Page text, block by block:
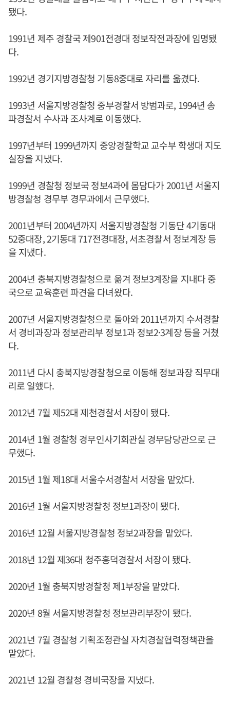
됐다.
1991년 제주 경찰국 제901전경대 정보작전과장에 임명됐
다.
1992년 경기지방경찰청 기동8중대로 자리를 옮겼다.
1993년 서울지방경찰청 중부경찰서 방범과로, 1994년 송
파경찰서 수사과 조사계로 이동했다.
1997년부터 1999년까지 중앙경찰학교 교수부 학생대 지도
실장을 지냈다.
1999년 경찰청 정보국 정보4과에 몸담다가 2001년 서울지
방경찰청 경무부 경무과에서 근무했다.
2001년부터 2004년까지 서울지방경찰청 기동단 4기동대
52중대장, 2기동대 717전경대장, 서초경찰서 정보계장 등
을 지냈다.
2004년 충북지방경찰청으로 옮겨 정보3계장을 지내다 중
국으로 교육훈련 파견을 다녀왔다.
2007년 서울지방경찰청으로 돌아와 2011년까지 수서경찰
서 경비과장과 정보관리부 정보1과 정보2·3계장 등을 거쳤
다.
2011년 다시 충북지방경찰청으로 이동해 정보과장 직무대
리로 일했다.
2012년 7월 제52대 제천경찰서 서장이 됐다.
2014년 1월 경찰청 경무인사기회관실 경무담당관으로 근
무했다.
2015년 1월 제18대 서울수서경찰서 서장을 맡았다.
2016년 1월 서울지방경찰청 정보1과장이 됐다.
2016년 12월 서울지방경찰청 정보2과장을 맡았다.
2018년 12월 제36대 청주흥덕경찰서 서장이 됐다.
2020년 1월 충북지방경찰청 제1부장을 맡았다.
2020년 8월 서울지방경찰청 정보관리부장이 됐다.
2021년 7월 경찰청 기획조정관실 자치경찰협력정책관을
맡았다.
2021년 12월 경찰청 경비국장을 지냈다.